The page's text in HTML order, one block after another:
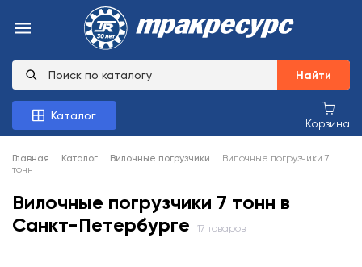
Найти
Каталог
Корзина
Главная Каталог Вилочные погрузчики
Вилочные погрузчики 7
тонн
Вилочные погрузчики 7 тонн в
Санкт-Петербурге
17 товаров